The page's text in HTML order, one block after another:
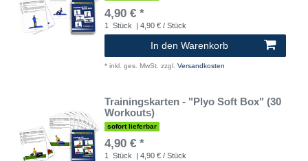
4,90 € *
1 Stück | 4,90 € / Stück
In den Warenkorb
* inkl. ges. MwSt. zzgl. Versandkosten
Trainingskarten - "Plyo Soft Box" (30
Workouts)
sofort lieferbar
4,90 € *
1 Stück | 4,90 € / Stück